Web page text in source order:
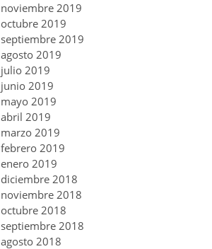
noviembre 2019
octubre 2019
septiembre 2019
agosto 2019
julio 2019
junio 2019
mayo 2019
abril 2019
marzo 2019
febrero 2019
enero 2019
diciembre 2018
noviembre 2018
octubre 2018
septiembre 2018
agosto 2018